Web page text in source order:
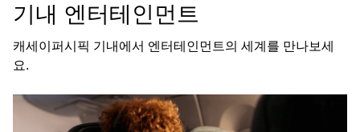
기내 엔터테인먼트
캐세이퍼시픽 기내에서 엔터테인먼트의 세계를 만나보세
요.